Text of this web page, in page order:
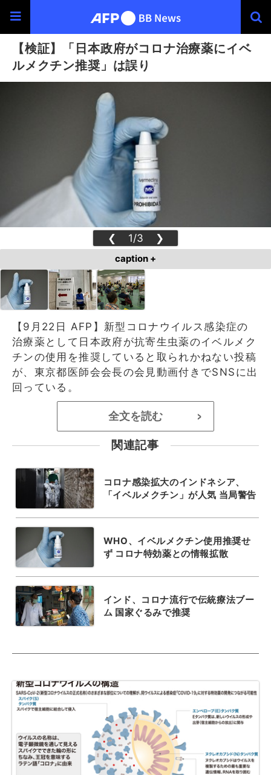
【検証】「日本政府がコロナ治療薬にイベ
ルメクチン推奨」は誤り
❮ 1/3 ❯
caption +
【9月22日 AFP】新型コロナウイルス感染症の
治療薬として日本政府が抗寄生虫薬のイベルメク
チンの使用を推奨していると取られかねない投稿
が、東京都医師会会長の会見動画付きでSNSに出
回っている。
全文を読む >
関連記事
コロナ感染拡大のインドネシア、
「イベルメクチン」が人気 当局警告
WHO、イベルメクチン使用推奨せ
ず コロナ特効薬との情報拡散
インド、コロナ流行で伝統療法ブー
ム 国家ぐるみで推奨